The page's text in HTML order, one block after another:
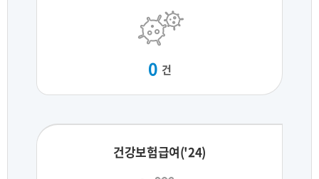
0 건
건강보험급여('24)